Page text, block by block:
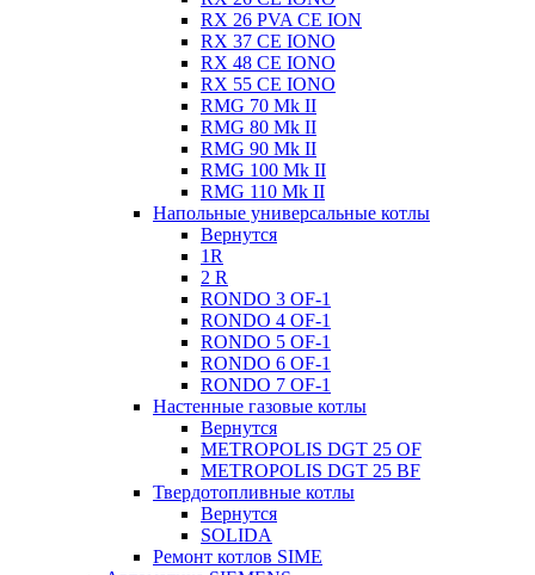
RX 26 PVA CE ION
RX 37 CE IONO
RX 48 CE IONO
RX 55 CE IONO
RMG 70 Mk II
RMG 80 Mk II
RMG 90 Mk II
RMG 100 Mk II
RMG 110 Mk II
Напольные универсальные котлы
Вернутся
1R
2 R
RONDO 3 OF-1
RONDO 4 OF-1
RONDO 5 OF-1
RONDO 6 OF-1
RONDO 7 OF-1
Настенные газовые котлы
Вернутся
METROPOLIS DGT 25 OF
METROPOLIS DGT 25 BF
Твердотопливные котлы
Вернутся
SOLIDA
Ремонт котлов SIME